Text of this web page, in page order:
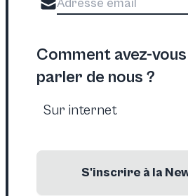
Comment avez-
parler de nous ?
S'inscrire à la